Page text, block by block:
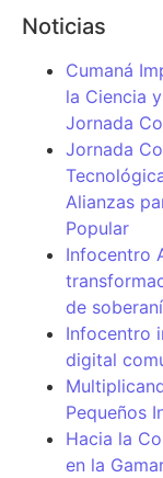
Noticias
Cumaná
la Ciencia
Jornada
Jornada
Alianzas
Popular
Infocentro
de
Infocentro
digital
Pequeños
Hacia la
en la